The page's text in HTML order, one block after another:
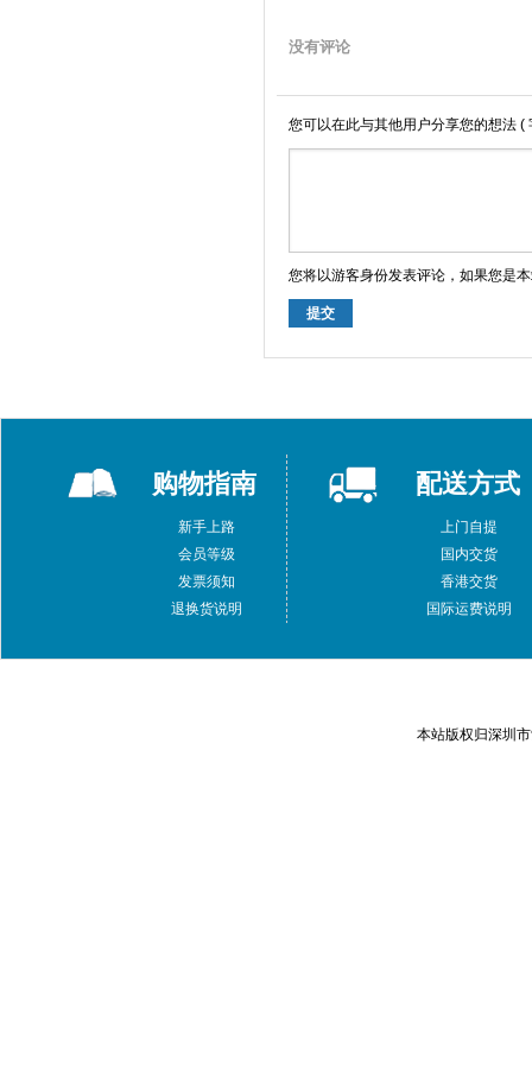
没有评论
您可以在此与其他用户分享您的想法 (
您将以游客身份发表评论，如果您是
提交
购物指南
新手上路
会员等级
发票须知
退换货说明
配送方式
上门自提
国内交货
香港交货
国际运费说明
本站版权归深圳